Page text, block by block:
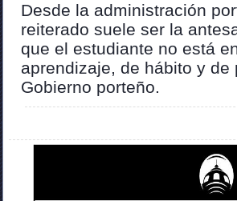
Desde la administración
reiterado suele ser la
que el estudiante no está
aprendizaje, de hábito y de
Gobierno porteño.